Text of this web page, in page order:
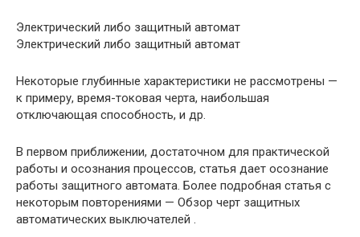
Электрический либо защитный автомат
Электрический либо защитный автомат
Некоторые глубинные характеристики не рассмотрены —
к примеру, время-токовая черта, наибольшая
отключающая способность, и др.
В первом приближении, достаточном для практической
работы и осознания процессов, статья дает осознание
работы защитного автомата. Более подробная статья с
некоторым повторениями — Обзор черт защитных
автоматических выключателей .